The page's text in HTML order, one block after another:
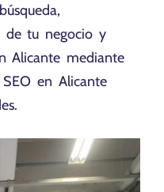
de tu negocio y
Alicante mediante
en Alicante